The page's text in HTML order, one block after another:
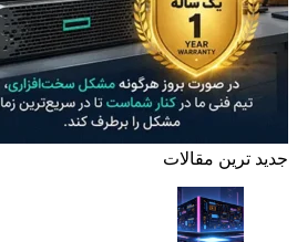
جدید ترین مقالات